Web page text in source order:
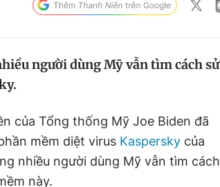
người dùng Mỹ vẫn tìm cách sử
của Tổng thống Mỹ Joe Biden đã
mềm diệt virus Kaspersky của
nhiều người dùng Mỹ vẫn tìm cách
này.